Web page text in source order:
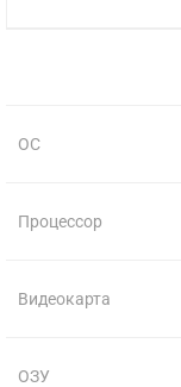
ОС
Процессор
Видеокарта
ОЗУ